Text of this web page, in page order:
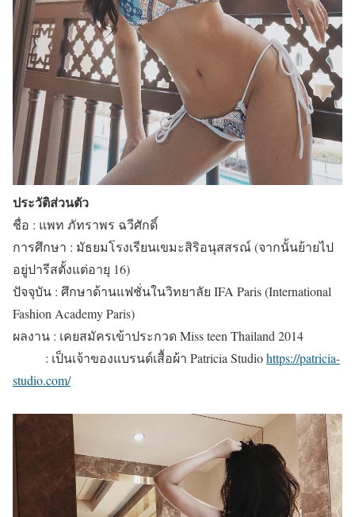
ประวัติส่วนตัว
ชื่อ : แพท ภัทราพร ฉวีศักดิ์
การศึกษา : มัธยมโรงเรียนเขมะสิริอนุสสรณ์ (จากนั้นย้ายไป
อยู่ปารีสตั้งแต่อายุ 16)
ปัจจุบัน : ศึกษาด้านแฟชั่นในวิทยาลัย IFA Paris (International
Fashion Academy Paris)
ผลงาน : เคยสมัครเข้าประกวด Miss teen Thailand 2014
: เป็นเจ้าของแบรนด์เสื้อผ้า Patricia Studiohttps://patricia-
studio.com/